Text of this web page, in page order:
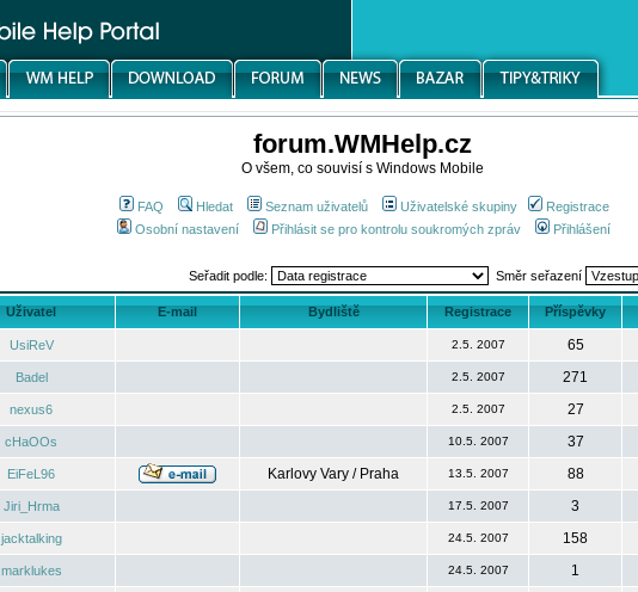
forum.WMHelp.cz
O všem, co souvisí s Windows Mobile
FAQ Hledat Seznam uživatelů Uživatelské skupiny
Registrace
Osobní nastavení
Přihlásit se pro kontrolu soukromých zpráv Přihlášení
Seřadit podle: Směr seřazení
Uživatel E-mail Bydliště Registrace Příspěvky
UsiReV 2.5. 2007
65
Badel 2.5. 2007
271
nexus6 2.5. 2007
27
cHaOOs 10.5. 2007
37
EiFeL96 Karlovy Vary / Praha 13.5. 2007
88
Jiri_Hrma 17.5. 2007
3
jacktalking 24.5. 2007
158
marklukes 24.5. 2007
1